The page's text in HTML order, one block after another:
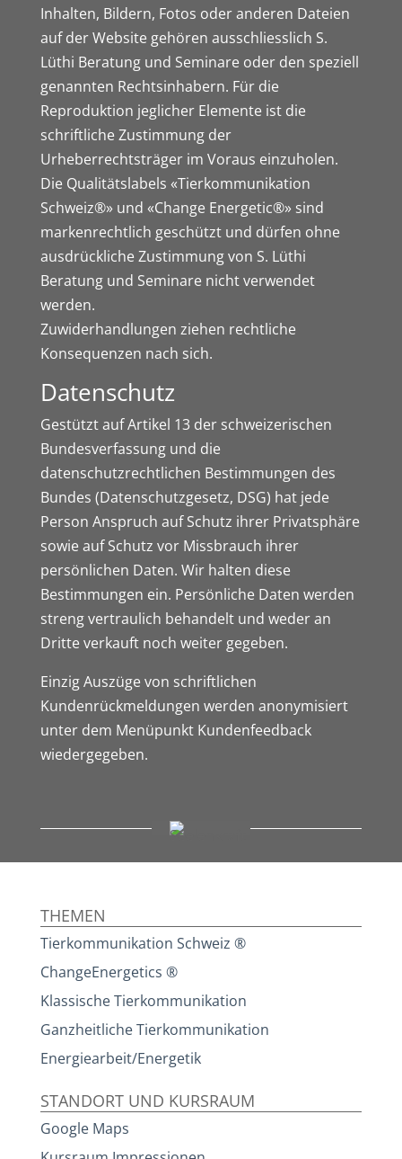
Inhalten, Bildern, Fotos oder anderen Dateien
auf der Website gehören ausschliesslich S.
Lüthi Beratung und Seminare oder den speziell
genannten Rechtsinhabern. Für die
Reproduktion jeglicher Elemente ist die
schriftliche Zustimmung der
Urheberrechtsträger im Voraus einzuholen.
Die Qualitätslabels «Tierkommunikation
Schweiz®» und «Change Energetic®» sind
markenrechtlich geschützt und dürfen ohne
ausdrückliche Zustimmung von S. Lüthi
Beratung und Seminare nicht verwendet
werden.
Zuwiderhandlungen ziehen rechtliche
Konsequenzen nach sich.
Datenschutz
Gestützt auf Artikel 13 der schweizerischen
Bundesverfassung und die
datenschutzrechtlichen Bestimmungen des
Bundes (Datenschutzgesetz, DSG) hat jede
Person Anspruch auf Schutz ihrer Privatsphäre
sowie auf Schutz vor Missbrauch ihrer
persönlichen Daten. Wir halten diese
Bestimmungen ein. Persönliche Daten werden
streng vertraulich behandelt und weder an
Dritte verkauft noch weiter gegeben.
Einzig Auszüge von schriftlichen
Kundenrückmeldungen werden anonymisiert
unter dem Menüpunkt Kundenfeedback
wiedergegeben.
THEMEN
Tierkommunikation Schweiz ®
ChangeEnergetics ®
Klassische Tierkommunikation
Ganzheitliche Tierkommunikation
Energiearbeit/Energetik
STANDORT UND KURSRAUM
Google Maps